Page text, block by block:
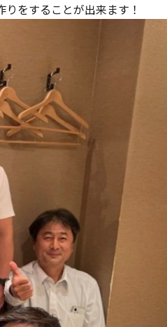
をすることが出来ます！